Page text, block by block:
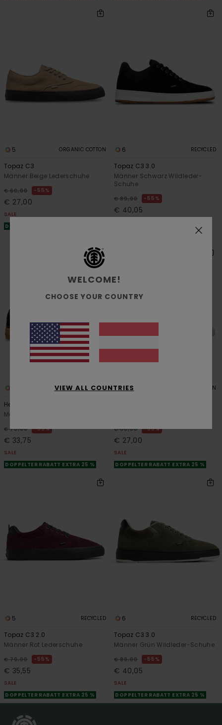
5 ORGANIC COTTON
Topaz C3
Männer Beige Lederschuhe
€ 60,00 55%
€ 27,00
SALE
DOPPELTER RABATT EXTRA 25 %
6 RECYCLED
Topaz C3 3.0
Männer Schwarz Wildleder-
Schuhe
€ 89,00 55%
€ 40,05
DOPPELTER RABATT EXTRA 25 %
RECYCLED
Heatley 2.0
Männer Schwarz Lederschuhe
€ 75,00 55%
€ 33,75
SALE
DOPPELTER RABATT EXTRA 25 %
5 ORGANIC COTTON
€ 60,00 55%
€ 27,00
SALE
DOPPELTER RABATT EXTRA 25 %
5 RECYCLED
Topaz C3 2.0
Männer Rot Lederschuhe
€ 79,00 55%
€ 35,55
SALE
DOPPELTER RABATT EXTRA 25 %
6 RECYCLED
Topaz C3 3.0
Männer Grün Wildleder-Schuhe
€ 89,00 55%
€ 40,05
SALE
DOPPELTER RABATT EXTRA 25 %
WELCOME!
CHOOSE YOUR COUNTRY
VIEW ALL COUNTRIES